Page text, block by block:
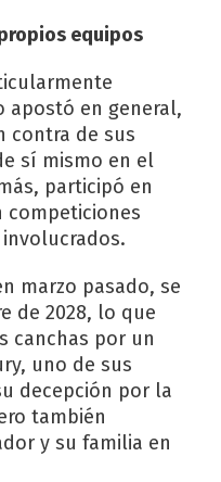
equipos
apostó en general,
contra de sus
sí mismo en el
participó en
competiciones
marzo pasado, se
de 2028, lo que
canchas por un
uno de sus
decepción por la
también
y su familia en